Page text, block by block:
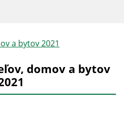
a bytov 2021
domov a bytov